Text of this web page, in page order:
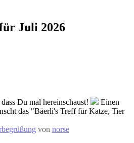
Juli 2026
Du mal hereinschaust!
Einen
das "Bäerli's Treff für Katze, Tier
von norse